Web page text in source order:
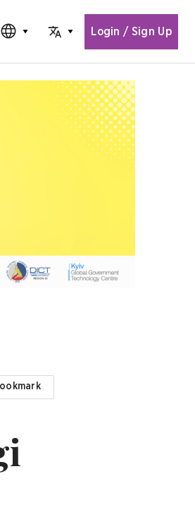
for content
CHOOSE EDITIONCHOOSE LANGUAGE
Login / Sign Up